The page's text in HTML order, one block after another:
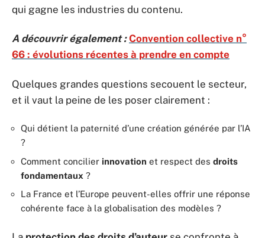
qui gagne les industries du contenu.
A découvrir également : Convention collective n°
66 : évolutions récentes à prendre en compte
Quelques grandes questions secouent le secteur,
et il vaut la peine de les poser clairement :
Qui détient la paternité d’une création générée par l’IA
?
Comment concilier innovation et respect des droits
fondamentaux ?
La France et l’Europe peuvent-elles offrir une réponse
cohérente face à la globalisation des modèles ?